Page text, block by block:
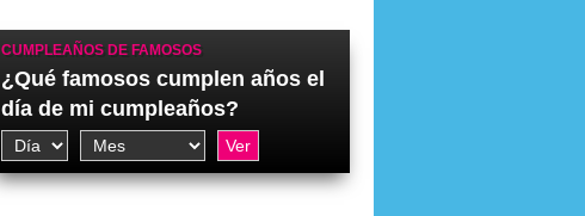
CUMPLEAÑOS DE FAMOSOS
¿Qué famosos cumplen años el
día de mi cumpleaños?